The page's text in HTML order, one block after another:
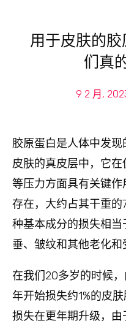
用于皮肤的
们真
9 2 月,
胶原蛋白是人体中发
皮肤的真皮层中，它
等压力方面具有关键
存在，大约占其干重
种基本成分的损失相
垂、皱纹和其他老化和
在我们20多岁的时候
年开始损失约1%的皮
损失在更年期升级，